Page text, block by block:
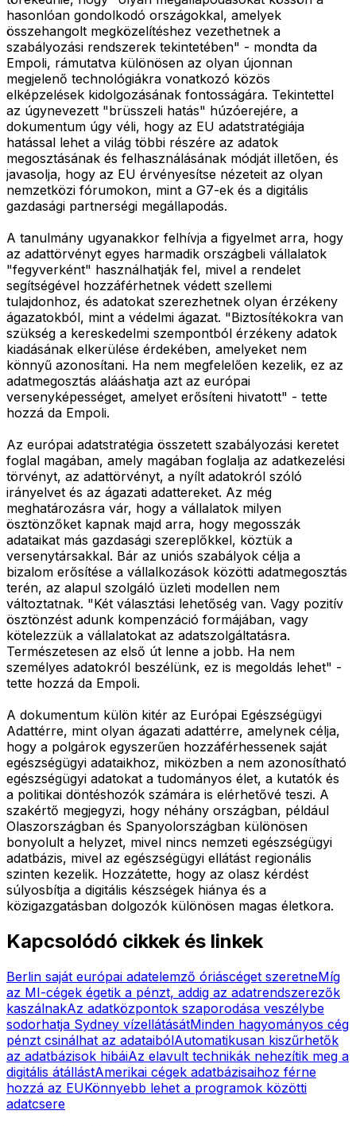
hasonlóan gondolkodó országokkal, amelyek
összehangolt megközelítéshez vezethetnek a
szabályozási rendszerek tekintetében" - mondta da
Empoli, rámutatva különösen az olyan újonnan
megjelenő technológiákra vonatkozó közös
elképzelések kidolgozásának fontosságára. Tekintettel
az úgynevezett "brüsszeli hatás" húzóerejére, a
dokumentum úgy véli, hogy az EU adatstratégiája
hatással lehet a világ többi részére az adatok
megosztásának és felhasználásának módját illetően, és
javasolja, hogy az EU érvényesítse nézeteit az olyan
nemzetközi fórumokon, mint a G7-ek és a digitális
gazdasági partnerségi megállapodás.
A tanulmány ugyanakkor felhívja a figyelmet arra, hogy
az adattörvényt egyes harmadik országbeli vállalatok
"fegyverként" használhatják fel, mivel a rendelet
segítségével hozzáférhetnek védett szellemi
tulajdonhoz, és adatokat szerezhetnek olyan érzékeny
ágazatokból, mint a védelmi ágazat. "Biztosítékokra van
szükség a kereskedelmi szempontból érzékeny adatok
kiadásának elkerülése érdekében, amelyeket nem
könnyű azonosítani. Ha nem megfelelően kezelik, ez az
adatmegosztás alááshatja azt az európai
versenyképességet, amelyet erősíteni hivatott" - tette
hozzá da Empoli.
Az európai adatstratégia összetett szabályozási keretet
foglal magában, amely magában foglalja az adatkezelési
törvényt, az adattörvényt, a nyílt adatokról szóló
irányelvet és az ágazati adattereket. Az még
meghatározásra vár, hogy a vállalatok milyen
ösztönzőket kapnak majd arra, hogy megosszák
adataikat más gazdasági szereplőkkel, köztük a
versenytársakkal. Bár az uniós szabályok célja a
bizalom erősítése a vállalkozások közötti adatmegosztás
terén, az alapul szolgáló üzleti modellen nem
változtatnak. "Két választási lehetőség van. Vagy pozitív
ösztönzést adunk kompenzáció formájában, vagy
kötelezzük a vállalatokat az adatszolgáltatásra.
Természetesen az első út lenne a jobb. Ha nem
személyes adatokról beszélünk, ez is megoldás lehet" -
tette hozzá da Empoli.
A dokumentum külön kitér az Európai Egészségügyi
Adattérre, mint olyan ágazati adattérre, amelynek célja,
hogy a polgárok egyszerűen hozzáférhessenek saját
egészségügyi adataikhoz, miközben a nem azonosítható
egészségügyi adatokat a tudományos élet, a kutatók és
a politikai döntéshozók számára is elérhetővé teszi. A
szakértő megjegyzi, hogy néhány országban, például
Olaszországban és Spanyolországban különösen
bonyolult a helyzet, mivel nincs nemzeti egészségügyi
adatbázis, mivel az egészségügyi ellátást regionális
szinten kezelik. Hozzátette, hogy az olasz kérdést
súlyosbítja a digitális készségek hiánya és a
közigazgatásban dolgozók különösen magas életkora.
Kapcsolódó cikkek és linkek
Berlin saját európai adatelemző óriáscéget szeretneMíg
az MI-cégek égetik a pénzt, addig az adatrendszerezők
kaszálnakAz adatközpontok szaporodása veszélybe
sodorhatja Sydney vízellátásátMinden hagyományos cég
pénzt csinálhat az adataibólAutomatikusan kiszűrhetők
az adatbázisok hibáiAz elavult technikák nehezítik meg a
digitális átállástAmerikai cégek adatbázisaihoz férne
hozzá az EUKönnyebb lehet a programok közötti
adatcsere